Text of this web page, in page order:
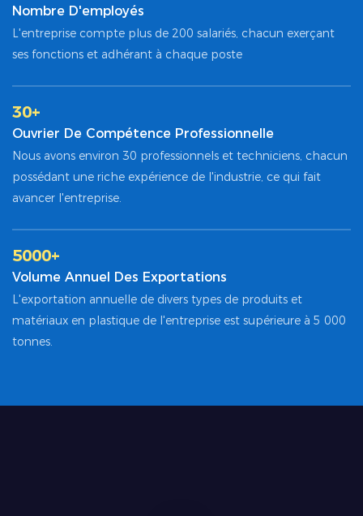
Nombre D'employés
L'entreprise compte plus de 200 salariés, chacun exerçant
ses fonctions et adhérant à chaque poste
30+
Ouvrier De Compétence Professionnelle
Nous avons environ 30 professionnels et techniciens, chacun
possédant une riche expérience de l'industrie, ce qui fait
avancer l'entreprise.
5000+
Volume Annuel Des Exportations
L'exportation annuelle de divers types de produits et
matériaux en plastique de l'entreprise est supérieure à 5 000
tonnes.